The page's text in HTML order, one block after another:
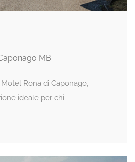
MB
Rona di Caponago,
ideale per chi